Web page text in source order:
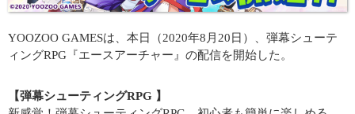
YOOZOO GAMESは、本日（2020年8月20日）、弾幕シューテ
ィングRPG『エースアーチャー』の配信を開始した。
【弾幕シューティングRPG 】